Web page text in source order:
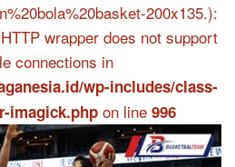
200x135.):
wrapper does not support
connections in
wp-includes/class-
imagick.php on line 996